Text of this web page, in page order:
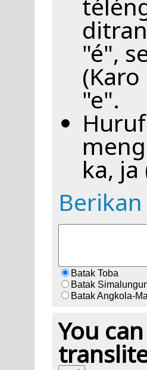
"é",
"e".
ka,
Batak Toba
Batak
Batak Angkola-
You